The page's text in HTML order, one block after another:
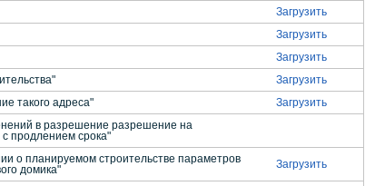
Загрузить
Загрузить
Загрузить
Загрузить
такого адреса" Загрузить
в разрешение разрешение на
с продлением срока"
о планируемом строительстве параметров
домика"
Загрузить